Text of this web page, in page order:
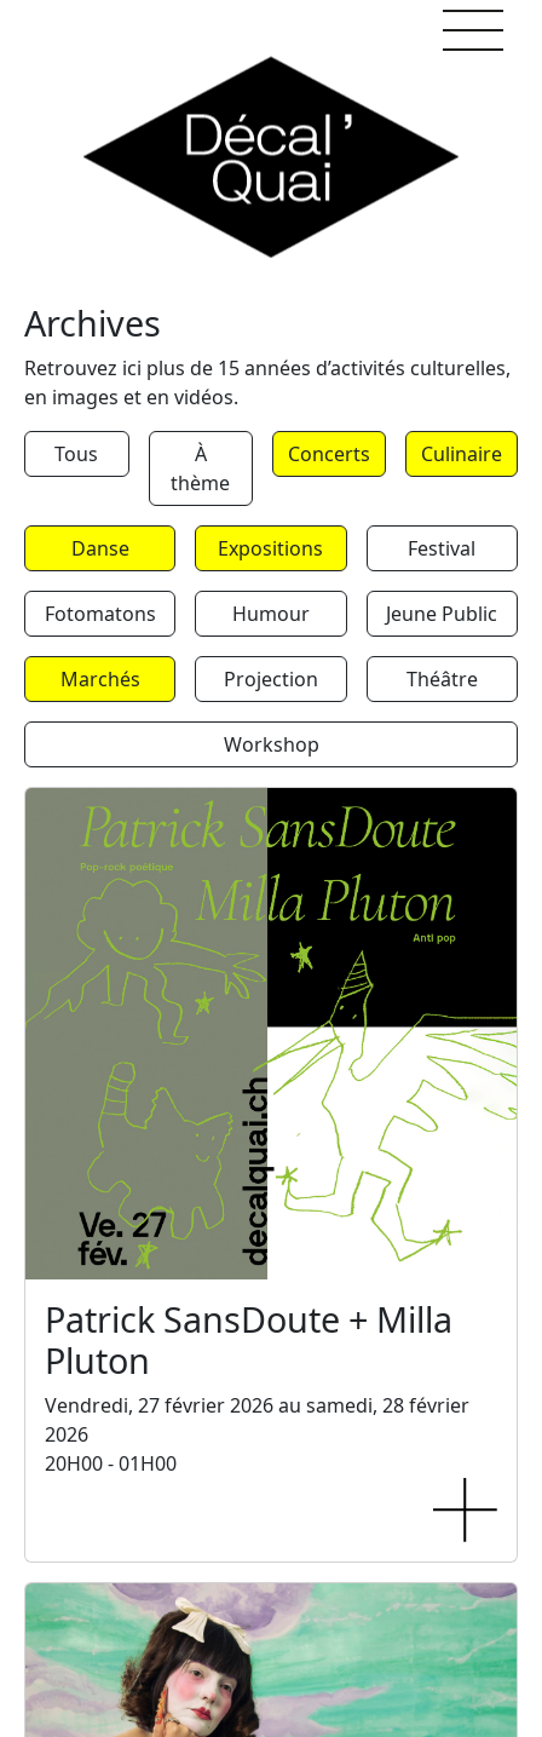
Archives
Retrouvez ici plus de 15 années d’activités culturelles,
en images et en vidéos.
Tous
À
thème
Concerts Culinaire
Danse Expositions Festival
Fotomatons Humour Jeune Public
Marchés Projection Théâtre
Workshop
Patrick SansDoute + Milla
Pluton
Vendredi, 27 février 2026 au samedi, 28 février
2026
20H00 - 01H00